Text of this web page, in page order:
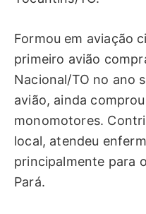
Formou em aviação
primeiro avião
Nacional/TO no ano
avião, ainda
monomotores.
local, atendeu
principalmente para
Pará.